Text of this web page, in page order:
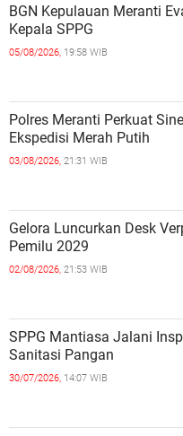
BGN Kepulauan Meranti
Kepala SPPG
05/08/2026, 19:58 WIB
Polres Meranti Perkuat
Ekspedisi Merah Putih
03/08/2026, 21:31 WIB
Gelora Luncurkan Desk
Pemilu 2029
02/08/2026, 21:53 WIB
SPPG Mantiasa Jalani
Sanitasi Pangan
30/07/2026, 14:07 WIB